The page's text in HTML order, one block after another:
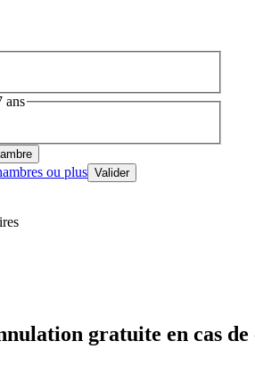
ans
ou plus Valider
gratuite en cas